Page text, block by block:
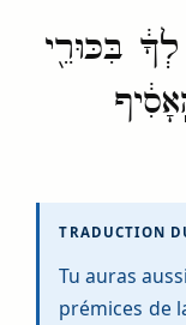
בִּכּוּרֵ֖י
TRADUCTION
Tu auras
prémices de